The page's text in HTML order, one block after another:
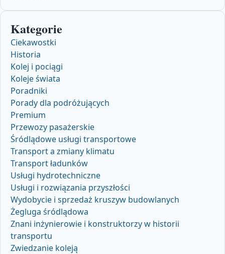
Kategorie
Ciekawostki
Historia
Kolej i pociągi
Koleje świata
Poradniki
Porady dla podróżujących
Premium
Przewozy pasażerskie
Śródlądowe usługi transportowe
Transport a zmiany klimatu
Transport ładunków
Usługi hydrotechniczne
Usługi i rozwiązania przyszłości
Wydobycie i sprzedaż kruszyw budowlanych
Żegluga śródlądowa
Znani inżynierowie i konstruktorzy w historii
transportu
Zwiedzanie koleją